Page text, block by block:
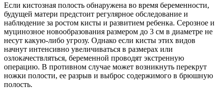
Если кистозная полость обнаружена во время беременности,
будущей матери предстоит регулярное обследование и
наблюдение за ростом кисты и развитием ребенка. Серозное и
муцинозное новообразования размером до 3 см в диаметре не
несут какую-либо угрозу. Однако если кисты этих видов
начнут интенсивно увеличиваться в размерах или
озлокачествляться, беременной проводят экстренную
операцию. В противном случае может возникнуть перекрут
ножки полости, ее разрыв и выброс содержимого в брюшную
полость.